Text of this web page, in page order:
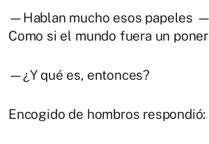
—Hablan mucho esos papeles
Como si el mundo fuera un
—¿Y qué es, entonces?
Encogido de hombros respondió: